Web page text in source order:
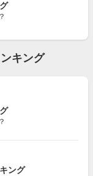
キング
ング